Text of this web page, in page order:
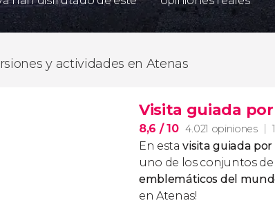
y actividades en Atenas
Visita guiada
8,6 / 10 4.021 opiniones
En estavisita guiada
uno de los conjuntos
emblemáticos del
en Atenas!